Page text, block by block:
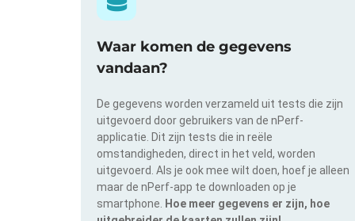
Waar komen de gegevens
vandaan?
De gegevens worden verzameld uit tests die zijn
uitgevoerd door gebruikers van de nPerf-
applicatie. Dit zijn tests die in reële
omstandigheden, direct in het veld, worden
uitgevoerd. Als je ook mee wilt doen, hoef je alleen
maar de nPerf-app te downloaden op je
smartphone.
Hoe meer gegevens er zijn, hoe